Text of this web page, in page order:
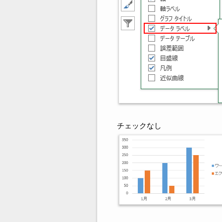
チェックなし